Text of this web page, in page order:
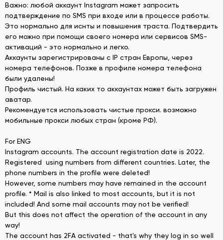
Важно: любой аккаунт Instagram может запросить
подтверждение по SMS при входе или в процессе работы.
Это нормально для иснты и повышения траста. Подтвердить
его можно при помощи своего номера или сервисов SMS-
активаций - это нормально и легко.
Аккаунты зарегистрированы с IP стран Европы, через
номера телефонов. Позже в профиле номера телефона
были удалены!
Профиль чистый. На каких то аккаунтах может быть загружен
аватар.
Рекомендуется использовать чистые прокси. возможно
мобильные прокси любых стран (кроме РФ).
For ENG
Instagram accounts. The account registration date is 2022.
Registered using numbers from different countries. Later, the
phone numbers in the profile were deleted!
However, some numbers may have remained in the account
profile. * Mail is also linked to most accounts, but it is not
included! And some mail accounts may not be verified!
But this does not affect the operation of the account in any
way!
The account has 2FA activated - that's why they log in so well